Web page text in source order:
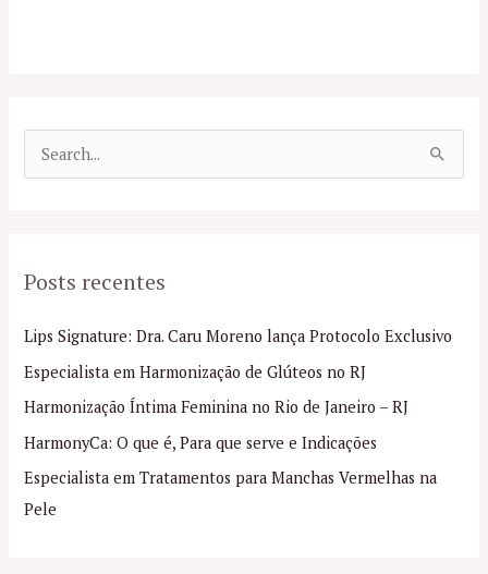
u
s
a
r
p
o
r
Posts recentes
Lips Signature: Dra. Caru Moreno lança Protocolo Exclusivo
Especialista em Harmonização de Glúteos no RJ
Harmonização Íntima Feminina no Rio de Janeiro – RJ
HarmonyCa: O que é, Para que serve e Indicações
Especialista em Tratamentos para Manchas Vermelhas na
Pele